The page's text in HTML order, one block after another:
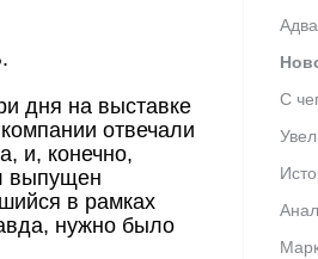
С
дня на выставке
отвечали
и, конечно,
выпущен
в рамках
нужно было